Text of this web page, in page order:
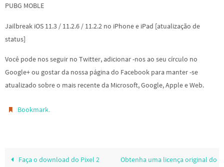
PUBG MOBLE
Jailbreak iOS 11.3 / 11.2.6 / 11.2.2 no iPhone e iPad [atualização de
status]
Você pode nos seguir no Twitter, adicionar -nos ao seu círculo no
Google+ ou gostar da nossa página do Facebook para manter -se
atualizado sobre o mais recente da Microsoft, Google, Apple e Web.
Bookmark.
Faça o download do Pixel 2
Obtenha uma licença original do